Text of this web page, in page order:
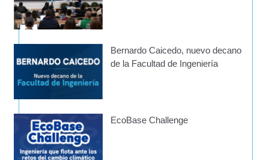
Bernardo Caicedo, nuevo decano
de la Facultad de Ingeniería
EcoBase Challenge